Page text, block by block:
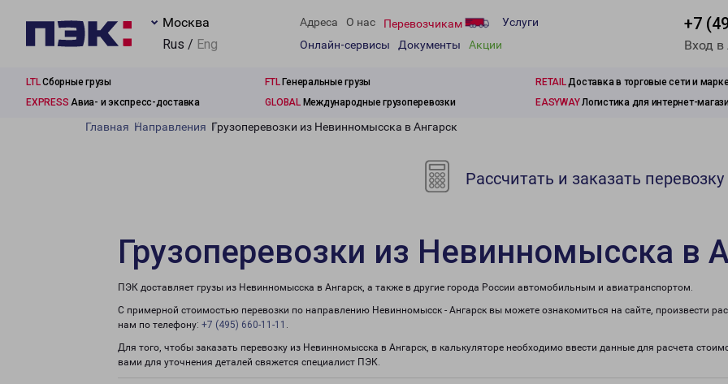
Москва
Rus / Eng
Адреса О нас Перевозчикам
Услуги
Онлайн-сервисы
Документы Акции
+7
Вход
LTLСборные грузы FTLГенеральные грузы RETAILДоставка в торговые сети и
EXPRESS Авиа- и экспресс-доставка GLOBALМеждународные грузоперевозки EASYWAYЛогистика для интернет-
Главная Направления Грузоперевозки из Невинномысска в Ангарск
Рассчитать и заказать перевозку
Грузоперевозки из Невинномысска в
ПЭК доставляет грузы из Невинномысска в Ангарск, а также в другие города России автомобильным и авиатранспортом.
С примерной стоимостью перевозки по направлению Невинномысск - Ангарск вы можете ознакомиться на сайте, произвести
нам по телефону: +7 (495) 660-11-11 .
Для того, чтобы заказать перевозку из Невинномысска в Ангарск, в калькуляторе необходимо ввести данные для расчета
вами для уточнения деталей свяжется специалист ПЭК.